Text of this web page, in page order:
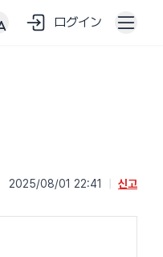
ログイン
2025/08/01 22:41 신고